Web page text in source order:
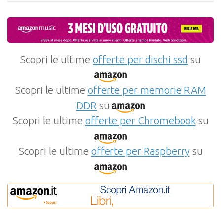
Scopri le ultime offerte per dischi ssd su
Scopri le ultime offerte per memorie RAM
DDR su
Scopri le ultime offerte per Chromebooksu
Scopri le ultime offerte per Raspberrysu